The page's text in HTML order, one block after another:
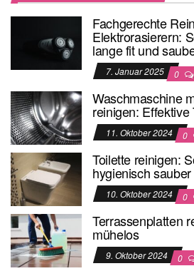
Fachgerechte
Elektrorasierern:
lange fit und
7. Januar 2025 0
Waschmaschine
reinigen:
11. Oktober 2024 0
Toilette reinigen:
hygienisch sauber
10. Oktober 2024 0
Terrassenplatten
mühelos
9. Oktober 2024 0